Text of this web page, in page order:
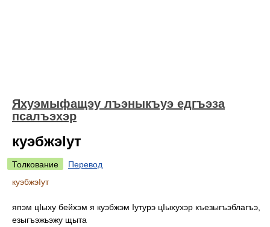
Яхуэмыфащэу лъэныкъуэ едгъэза
псалъэхэр
куэбжэIут
Толкование
Перевод
куэбжэIут
япэм цIыху бейхэм я куэбжэм Iутурэ цIыхухэр къезыгъэблагъэ,
езыгъэжьэжу щыта